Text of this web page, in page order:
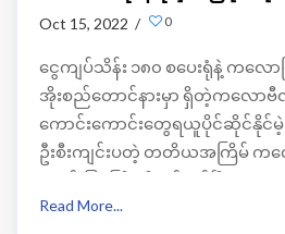
Oct 15, 2022 / 0
ငွေကျပ်သိန်း ၁၈၀ စပေးရုံနဲ့ ကလ
အိုးစည်တောင်နားမှာ ရှိတဲ့ကလော
ကောင်းကောင်းတွေရယူပိုင်ဆိုင်နိုင်မဲ့
ဦးစီးကျင်းပတဲ့ တတိယအကြိမ် က
Shophouse (10) နဲ့ မန္တလေးမြို့ရှိ
Read More...